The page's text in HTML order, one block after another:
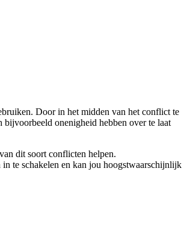
Door in het midden van het conflict te
bijvoorbeeld onenigheid hebben over te laat
dit soort conflicten helpen.
te schakelen en kan jou hoogstwaarschijnlijk